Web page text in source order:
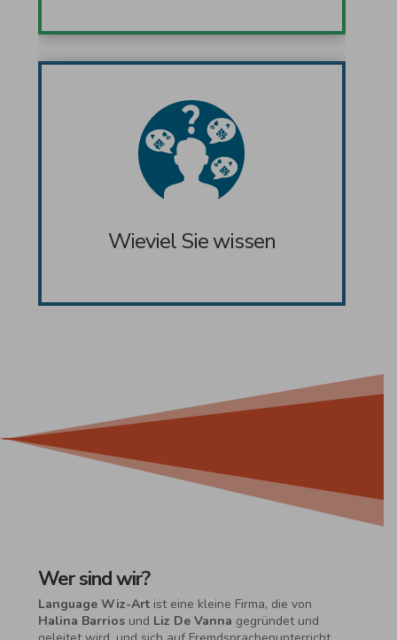
Wieviel Sie wissen
Wer sind wir?
Language Wiz-Art ist eine kleine Firma, die von
Halina Barrios und Liz De Vanna gegründet und